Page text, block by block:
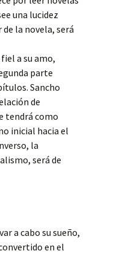
una lucidez
la novela, será
a su amo,
parte
Sancho
de
tendrá como
inicial hacia el
la
será de
a cabo su sueño,
en el